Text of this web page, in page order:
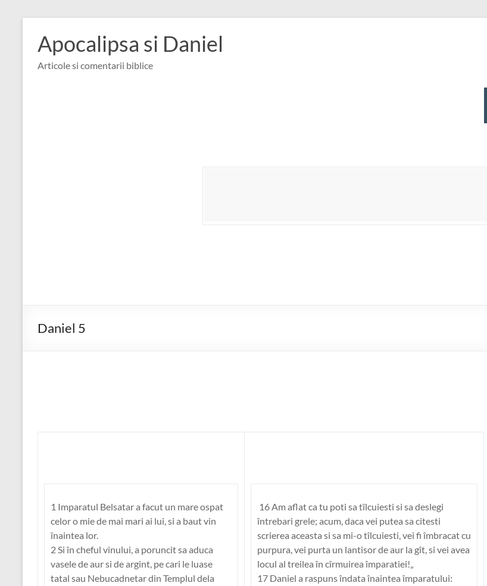
content
Apocalipsa si Daniel
Articole si comentarii biblice
Daniel 5
1 Imparatul Belsatar a facut un mare ospat
celor o mie de mai mari ai lui, si a baut vin
înaintea lor.
2 Si în cheful vinului, a poruncit sa aduca
vasele de aur si de argint, pe cari le luase
tatal sau Nebucadnetar din Templul dela
16 Am aflat ca tu poti sa tîlcuiesti si sa deslegi
întrebari grele; acum, daca vei putea sa citesti
scrierea aceasta si sa mi-o tîlcuiesti, vei fi îmbracat cu
purpura, vei purta un lantisor de aur la gît, si vei avea
locul al treilea în cîrmuirea împaratiei!„
17 Daniel a raspuns îndata înaintea împaratului: